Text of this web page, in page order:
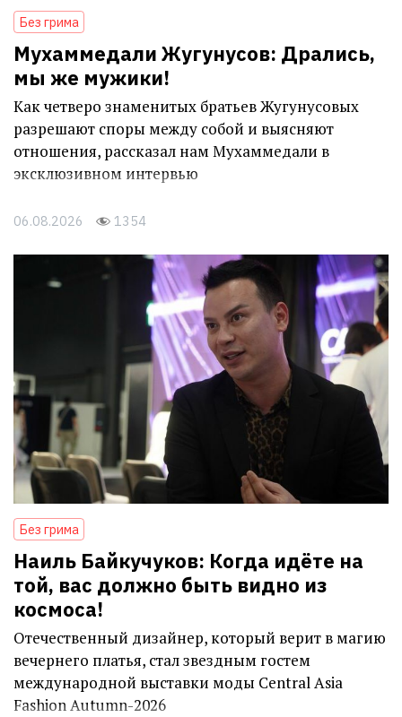
Без грима
Мухаммедали Жугунусов: Дрались,
мы же мужики!
Как четверо знаменитых братьев Жугунусовых
разрешают споры между собой и выясняют
отношения, рассказал нам Мухаммедали в
эксклюзивном интервью
06.08.2026 1354
Без грима
Наиль Байкучуков: Когда идёте на
той, вас должно быть видно из
космоса!
Отечественный дизайнер, который верит в магию
вечернего платья, стал звездным гостем
международной выставки моды Central Asia
Fashion Autumn-2026